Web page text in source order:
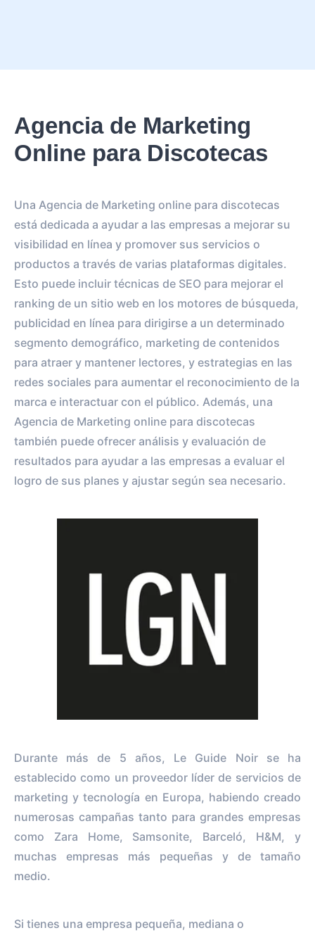
Agencia de Marketing
Online para Discotecas
Una Agencia de Marketing online para discotecas
está dedicada a ayudar a las empresas a mejorar su
visibilidad en línea y promover sus servicios o
productos a través de varias plataformas digitales.
Esto puede incluir técnicas de SEO para mejorar el
ranking de un sitio web en los motores de búsqueda,
publicidad en línea para dirigirse a un determinado
segmento demográfico, marketing de contenidos
para atraer y mantener lectores, y estrategias en las
redes sociales para aumentar el reconocimiento de la
marca e interactuar con el público. Además, una
Agencia de Marketing online para discotecas
también puede ofrecer análisis y evaluación de
resultados para ayudar a las empresas a evaluar el
logro de sus planes y ajustar según sea necesario.
Durante más de 5 años, Le Guide Noir se ha
establecido como un proveedor líder de servicios de
marketing y tecnología en Europa, habiendo creado
numerosas campañas tanto para grandes empresas
como Zara Home, Samsonite, Barceló, H&M, y
muchas empresas más pequeñas y de tamaño
medio.
Si tienes una empresa pequeña, mediana o